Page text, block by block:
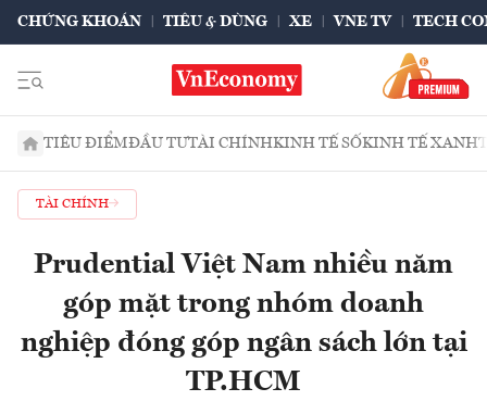
CHỨNG KHOÁN TIÊU & DÙNG XE VNE TV TECH
TIÊU ĐIỂMĐẦU TƯTÀI CHÍNHKINH TẾ SỐKINH TẾ XANH
TÀI CHÍNH
Prudential Việt Nam nhiều năm
góp mặt trong nhóm doanh
nghiệp đóng góp ngân sách lớn tại
TP.HCM